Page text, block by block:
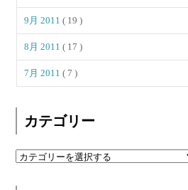
9月 2011( 19 )
8月 2011( 17 )
7月 2011( 7 )
カテゴリー